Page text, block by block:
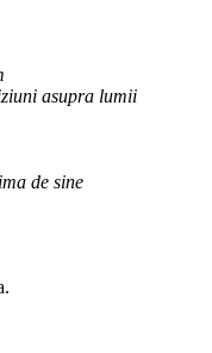
asupra lumii
de sine